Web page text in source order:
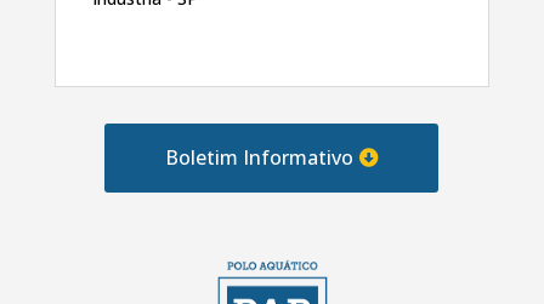
Boletim Informativo